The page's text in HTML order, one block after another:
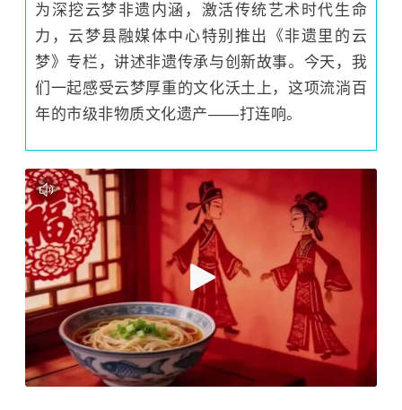
为深挖云梦非遗内涵，激活传统艺术时代生命
力，云梦县融媒体中心特别推出《非遗里的云
梦》专栏，讲述非遗传承与创新故事。今天，我
们一起感受云梦厚重的文化沃土上，这项流淌百
年的市级非物质文化遗产——打连响。